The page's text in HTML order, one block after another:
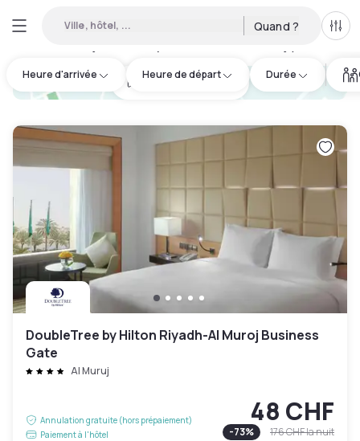
Ville, hôtel, ... Quand ?
Heure d'arrivée Heure de départ Durée
hotel.cta.view_map
DoubleTree by Hilton Riyadh-Al Muroj Business
Gate
Al Muruj
Annulation gratuite (hors prépaiement)
Paiement à l'hôtel
48 CHF
-73% 176 CHFla nuit